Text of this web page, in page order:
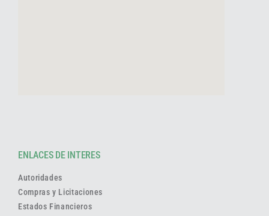
ENLACES DE INTERES
Autoridades
Compras y Licitaciones
Estados Financieros